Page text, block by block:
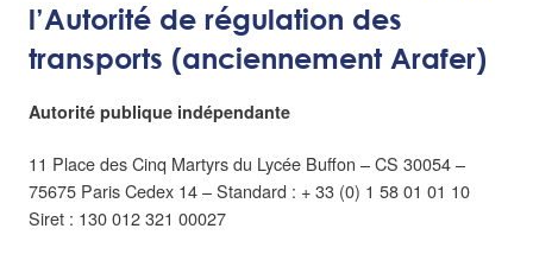
l’Autorité de régulation des
transports (anciennement Arafer)
Autorité publique indépendante
11 Place des Cinq Martyrs du Lycée Buffon – CS 30054 –
75675 Paris Cedex 14 – Standard : + 33 (0) 1 58 01 01 10
Siret : 130 012 321 00027